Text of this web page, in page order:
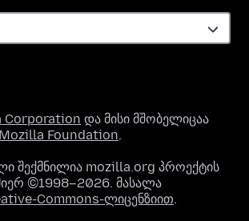
Corporation და მისი მშობელიცაა
Mozilla Foundation.
შექმნილია mozilla.org პროექტის
©1998–2026. მასალა
Commons-ლიცენზიით.